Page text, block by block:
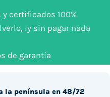
certificados 100%
¡y sin pagar nada
de garantía
la península en 48/72